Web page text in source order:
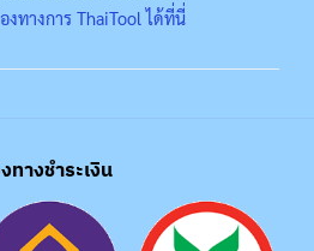
ทางการ ThaiTool ได้ที่นี่
ทางชำระเงิน